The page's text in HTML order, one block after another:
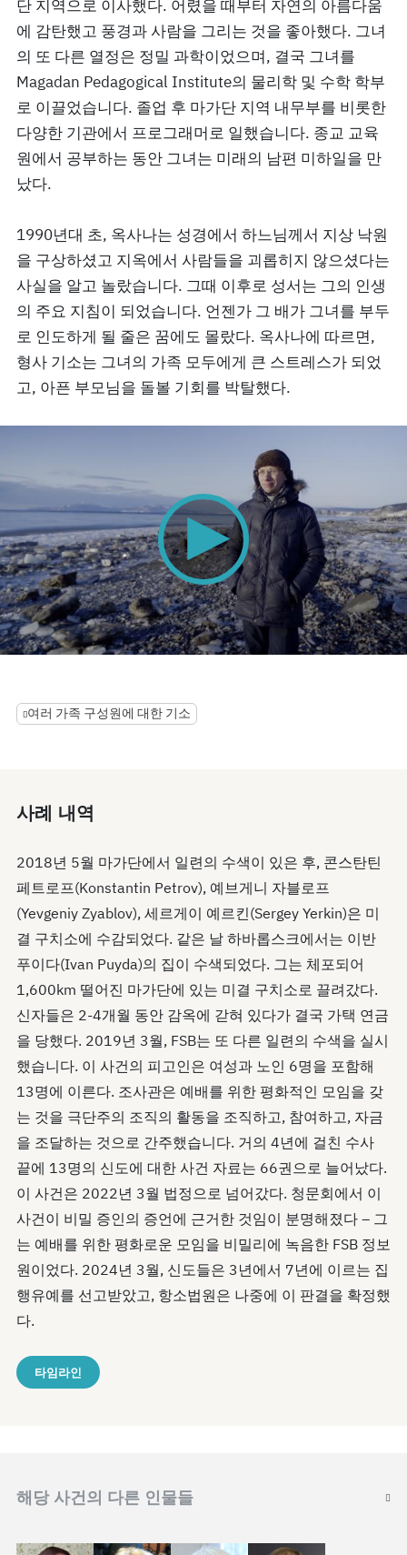
단 지역으로 이사했다. 어렸을 때부터 자연의 아름다움
에 감탄했고 풍경과 사람을 그리는 것을 좋아했다. 그녀
의 또 다른 열정은 정밀 과학이었으며, 결국 그녀를
Magadan Pedagogical Institute의 물리학 및 수학 학부
로 이끌었습니다. 졸업 후 마가단 지역 내무부를 비롯한
다양한 기관에서 프로그래머로 일했습니다. 종교 교육
원에서 공부하는 동안 그녀는 미래의 남편 미하일을 만
났다.
1990년대 초, 옥사나는 성경에서 하느님께서 지상 낙원
을 구상하셨고 지옥에서 사람들을 괴롭히지 않으셨다는
사실을 알고 놀랐습니다. 그때 이후로 성서는 그의 인생
의 주요 지침이 되었습니다. 언젠가 그 배가 그녀를 부두
로 인도하게 될 줄은 꿈에도 몰랐다. 옥사나에 따르면,
형사 기소는 그녀의 가족 모두에게 큰 스트레스가 되었
고, 아픈 부모님을 돌볼 기회를 박탈했다.
seconds여러 가족 구성원에 대한 기소
사례 내역
2018년 5월 마가단에서 일련의 수색이 있은 후, 콘스탄틴
페트로프(Konstantin Petrov), 예브게니 자블로프
(Yevgeniy Zyablov), 세르게이 예르킨(Sergey Yerkin)은 미
결 구치소에 수감되었다. 같은 날 하바롭스크에서는 이반
푸이다(Ivan Puyda)의 집이 수색되었다. 그는 체포되어
1,600km 떨어진 마가단에 있는 미결 구치소로 끌려갔다.
신자들은 2-4개월 동안 감옥에 갇혀 있다가 결국 가택 연금
을 당했다. 2019년 3월, FSB는 또 다른 일련의 수색을 실시
했습니다. 이 사건의 피고인은 여성과 노인 6명을 포함해
13명에 이른다. 조사관은 예배를 위한 평화적인 모임을 갖
는 것을 극단주의 조직의 활동을 조직하고, 참여하고, 자금
을 조달하는 것으로 간주했습니다. 거의 4년에 걸친 수사
끝에 13명의 신도에 대한 사건 자료는 66권으로 늘어났다.
이 사건은 2022년 3월 법정으로 넘어갔다. 청문회에서 이
사건이 비밀 증인의 증언에 근거한 것임이 분명해졌다 – 그
는 예배를 위한 평화로운 모임을 비밀리에 녹음한 FSB 정보
원이었다. 2024년 3월, 신도들은 3년에서 7년에 이르는 집
행유예를 선고받았고, 항소법원은 나중에 이 판결을 확정했
다.
타임라인
해당 사건의 다른 인물들